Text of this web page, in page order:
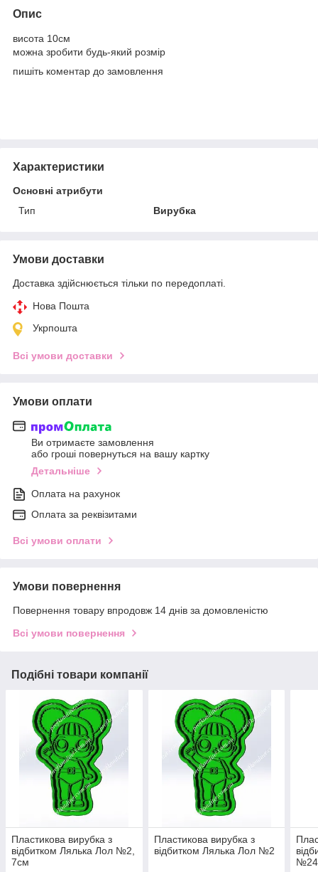
Опис
висота 10см
можна зробити будь-який розмір
пишіть коментар до замовлення
Характеристики
Основні атрибути
Тип
Вирубка
Умови доставки
Доставка здійснюється тільки по передоплаті.
Нова Пошта
Укрпошта
Всі умови доставки
Умови оплати
Ви отримаєте замовлення
або гроші повернуться на вашу картку
Детальніше
Оплата на рахунок
Оплата за реквізитами
Всі умови оплати
Умови повернення
Повернення товару впродовж 14 днів за домовленістю
Всі умови повернення
Подібні товари компанії
Пластикова вирубка з
відбитком Лялька Лол №2,
7см
Пластикова вирубка з
відбитком Лялька Лол №2